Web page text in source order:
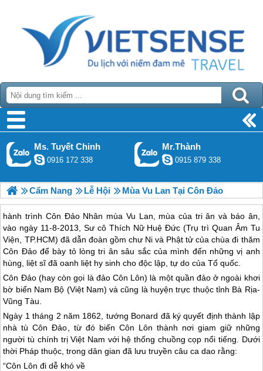
Ms. Tuyết Chinh
0916 172 338
Mr.Thành
0915 879 338
Cẩm Nang Lễ Hội Mùa Vu Lan Tại Côn Đảo
hành trình Côn Đảo Nhân mùa Vu Lan, mùa của tri ân và báo ân,
vào ngày 11-8-2013, Sư cô Thích Nữ Huệ Đức (Trụ trì Quan Âm Tu
Viện, TP.HCM) đã dẫn đoàn gồm chư Ni và Phật tử của chùa đi thăm
Côn Đảo để bày tỏ lòng tri ân sâu sắc của mình đến những vị anh
hùng, liệt sĩ đã oanh liệt hy sinh cho độc lập, tự do của Tổ quốc.
Côn Đảo(hay còn gọi là đảo Côn Lôn) là một quần đảo ở ngoài khơi
bờ biển Nam Bộ (Việt Nam) và cũng là huyện trực thuộc tỉnh Bà Rịa-
Vũng Tàu.
Ngày 1 tháng 2 năm 1862, tướng Bonard đã ký quyết định thành lập
nhà tùCôn Đảo, từ đó biến Côn Lôn thành nơi giam giữ những
người tù chính trị Việt Nam với hệ thống chuồng cọp nổi tiếng. Dưới
thời Pháp thuộc, trong dân gian đã lưu truyền câu ca dao rằng:
“Côn Lôn đi dễ khó về